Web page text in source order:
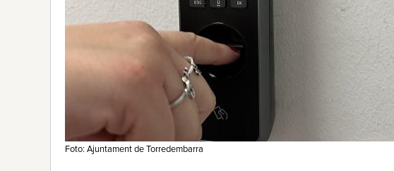
Foto: Ajuntament de Torredembarra